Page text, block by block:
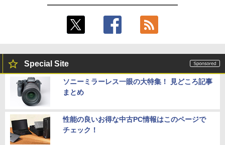
Special Site
ソニーミラーレス一眼の大特集！ 見どころ記事
まとめ
性能の良いお得な中古PC情報はこのページで
チェック！